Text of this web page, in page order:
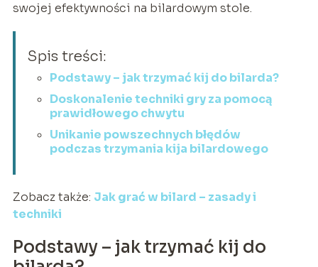
swojej efektywności na bilardowym stole.
Spis treści:
Podstawy – jak trzymać kij do bilarda?
Doskonalenie techniki gry za pomocą
prawidłowego chwytu
Unikanie powszechnych błędów
podczas trzymania kija bilardowego
Zobacz także: Jak grać w bilard – zasady i
techniki
Podstawy – jak trzymać kij do